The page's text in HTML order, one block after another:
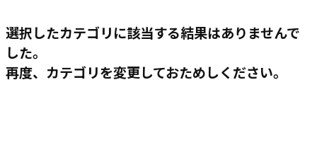
選択したカテゴリに該当する結果はありませんで
した。
再度、カテゴリを変更しておためしください。